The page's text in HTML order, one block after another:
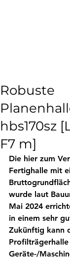
Robuste
hbs170sz
F7 m]
Die hier zum
Fertighalle mit
wurde laut
Mai 2024
in einem sehr
Zukünftig kann
Profilträgerhalle
Geräte-/